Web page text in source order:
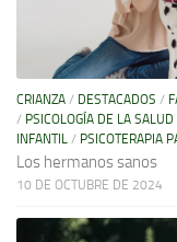
CRIANZA / DESTACADOS /
/ PSICOLOGÍA DE LA SALUD
INFANTIL / PSICOTERAPIA
Los hermanos sanos
10 DE OCTUBRE DE 2024